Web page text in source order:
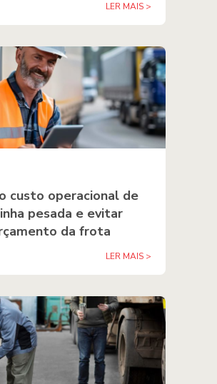
LER MAIS >
custo operacional de
pesada e evitar
da frota
LER MAIS >